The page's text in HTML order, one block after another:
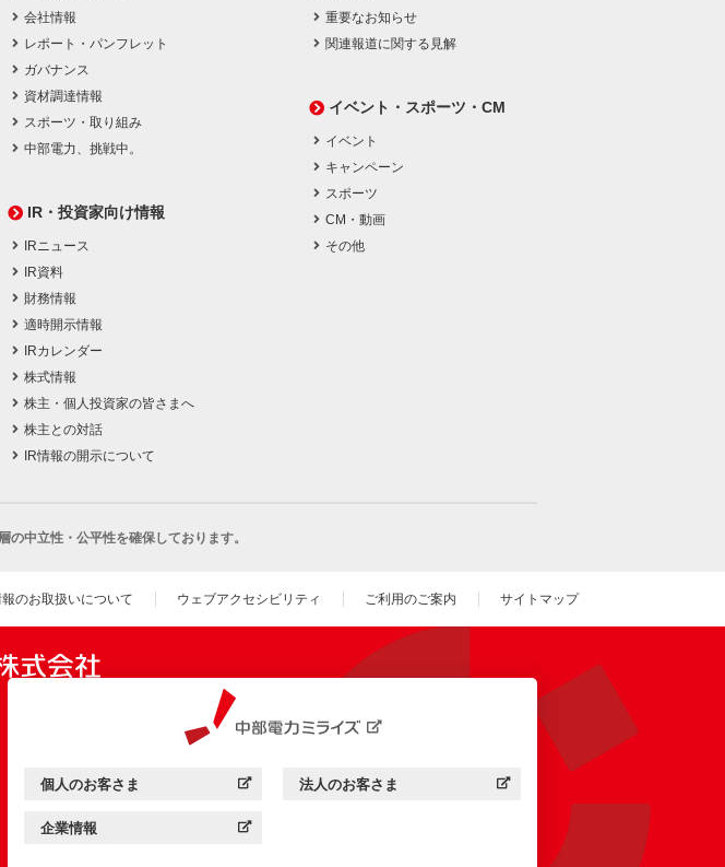
会社情報
レポート・パンフレット
ガバナンス
資材調達情報
スポーツ・取り組み
中部電力、挑戦中。
IR・投資家向け情報
IRニュース
IR資料
財務情報
適時開示情報
IRカレンダー
株式情報
株主・個人投資家の皆さまへ
株主との対話
IR情報の開示について
重要なお知らせ
関連報道に関する見解
イベント・スポーツ・CM
イベント
キャンペーン
スポーツ
CM・動画
その他
の中立性・公平性を確保しております。
のお取扱いについて ウェブアクセシビリティ ご利用のご案内 サイトマップ
中部電力ミライズ：
個人のお客さま
（新しいウィンドウを開きます） 中部電力ミライズ：
法人のお客さま
（新しいウィンドウを開きます）
中部電力ミライズ：
企業情報
（新しいウィンドウを開きます）